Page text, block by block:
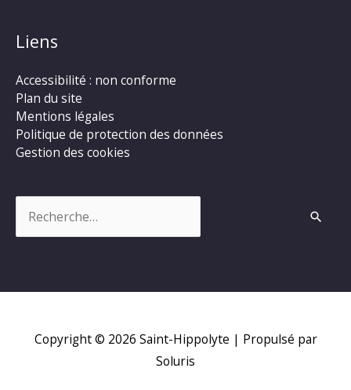
Liens
Accessibilité : non conforme
Plan du site
Mentions légales
Politique de protection des données
Gestion des cookies
Copyright © 2026 Saint-Hippolyte | Propulsé par
Soluris